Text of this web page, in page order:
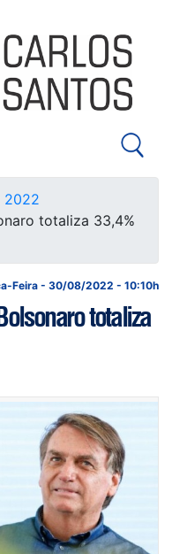
2022
totaliza 33,4%
Feira - 30/08/2022 - 10:10h
totaliza